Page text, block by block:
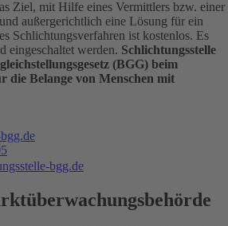
Ziel, mit Hilfe eines Vermittlers bzw. einer
außergerichtlich eine Lösung für ein
Schlichtungsverfahren ist kostenlos. Es
eingeschaltet werden. Schlichtungsstelle
(BGG) beim
die Belange von Menschen mit
bgg.de